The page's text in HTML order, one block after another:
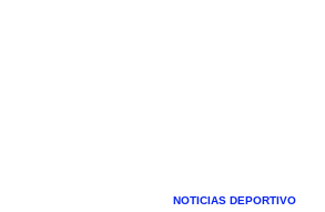
NOTICIAS DEPORTIVO